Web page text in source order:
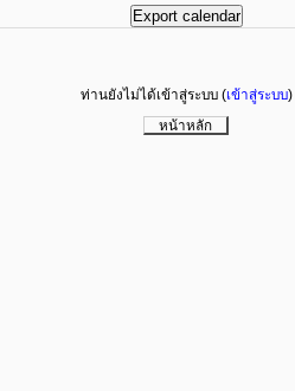
ท่านยังไม่ได้เข้าสู่ระบบ (เข้าสู่ระบบ)
หน้าหลัก